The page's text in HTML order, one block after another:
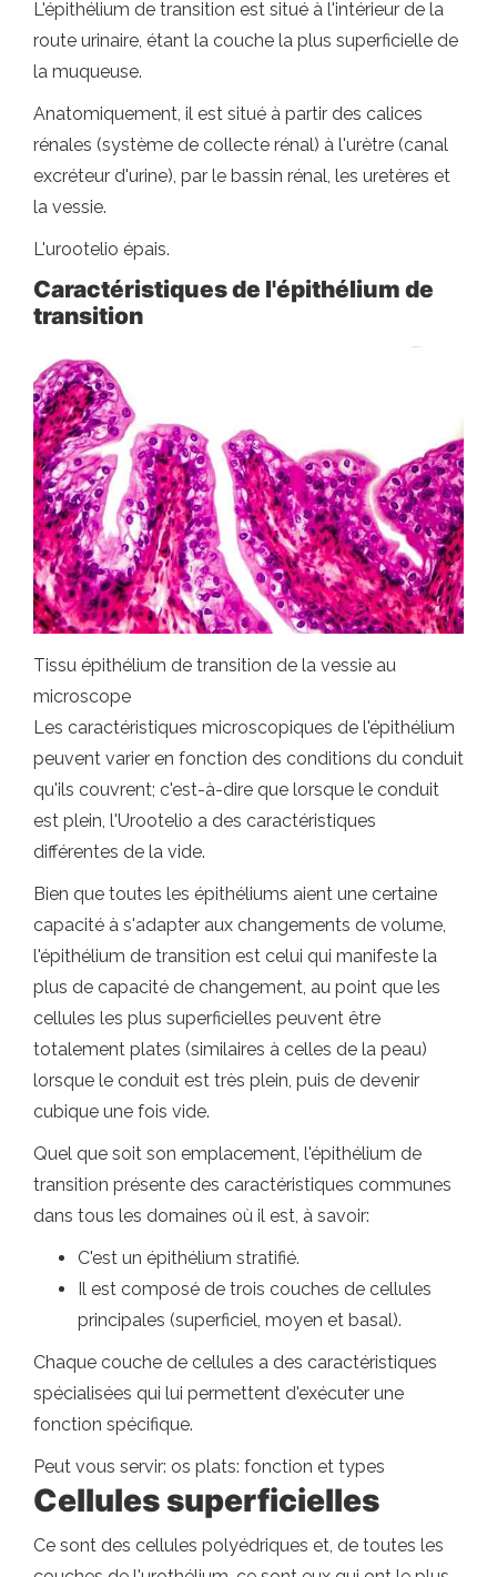
L'épithélium de transition est situé à l'intérieur de la
route urinaire, étant la couche la plus superficielle de
la muqueuse.
Anatomiquement, il est situé à partir des calices
rénales (système de collecte rénal) à l'urètre (canal
excréteur d'urine), par le bassin rénal, les uretères et
la vessie.
L'urootelio épais.
Caractéristiques de l'épithélium de
transition
Tissu épithélium de transition de la vessie au
microscope
Les caractéristiques microscopiques de l'épithélium
peuvent varier en fonction des conditions du conduit
qu'ils couvrent; c'est-à-dire que lorsque le conduit
est plein, l'Urootelio a des caractéristiques
différentes de la vide.
Bien que toutes les épithéliums aient une certaine
capacité à s'adapter aux changements de volume,
l'épithélium de transition est celui qui manifeste la
plus de capacité de changement, au point que les
cellules les plus superficielles peuvent être
totalement plates (similaires à celles de la peau)
lorsque le conduit est très plein, puis de devenir
cubique une fois vide.
Quel que soit son emplacement, l'épithélium de
transition présente des caractéristiques communes
dans tous les domaines où il est, à savoir:
C'est un épithélium stratifié.
Il est composé de trois couches de cellules
principales (superficiel, moyen et basal).
Chaque couche de cellules a des caractéristiques
spécialisées qui lui permettent d'exécuter une
fonction spécifique.
Peut vous servir: os plats: fonction et types
Cellules superficielles
Ce sont des cellules polyédriques et, de toutes les